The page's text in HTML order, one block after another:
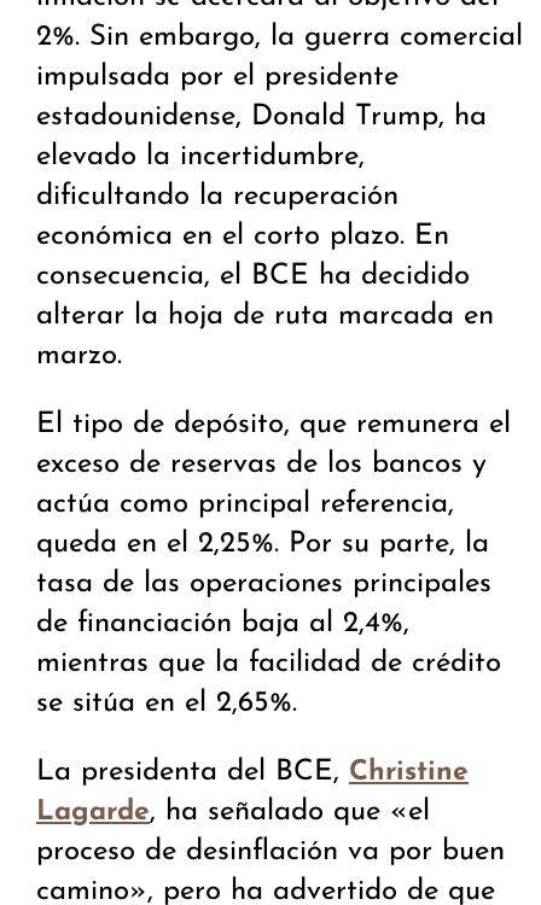
2%. Sin embargo, la guerra comercial
impulsada por el presidente
estadounidense, Donald Trump, ha
elevado la incertidumbre,
dificultando la recuperación
económica en el corto plazo. En
consecuencia, el BCE ha decidido
alterar la hoja de ruta marcada en
marzo.
El tipo de depósito, que remunera el
exceso de reservas de los bancos y
actúa como principal referencia,
queda en el 2,25%. Por su parte, la
tasa de las operaciones principales
de financiación baja al 2,4%,
mientras que la facilidad de crédito
se sitúa en el 2,65%.
La presidenta del BCE, Christine
Lagarde, ha señalado que «el
proceso de desinflación va por buen
camino», pero ha advertido de que